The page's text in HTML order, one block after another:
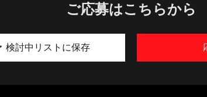
ご応募はこちらから
検討中リストに保存